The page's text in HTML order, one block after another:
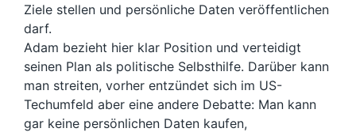
Ziele stellen und persönliche Daten veröffentlichen
darf.
Adam bezieht hier klar Position und verteidigt
seinen Plan als politische Selbsthilfe. Darüber kann
man streiten, vorher entzündet sich im US-
Techumfeld aber eine andere Debatte: Man kann
gar keine persönlichen Daten kaufen,